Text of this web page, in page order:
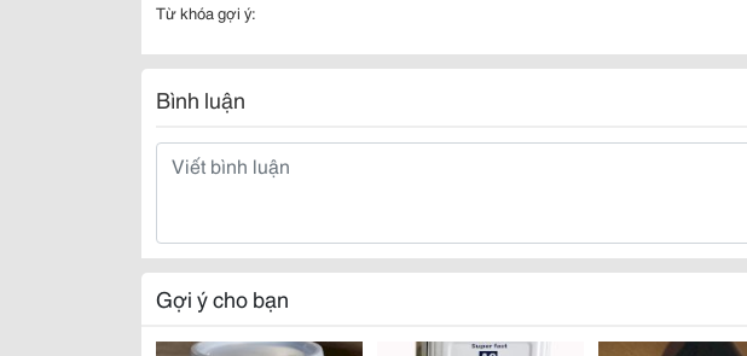
Từ khóa gợi ý:
Bình luận
Gợi ý cho bạn